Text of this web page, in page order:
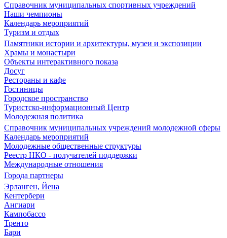
Справочник муниципальных спортивных учреждений
Наши чемпионы
Календарь мероприятий
Туризм и отдых
Памятники истории и архитектуры, музеи и экспозиции
Храмы и монастыри
Объекты интерактивного показа
Досуг
Рестораны и кафе
Гостиницы
Городское пространство
Туристско-информационный Центр
Молодежная политика
Справочник муниципальных учреждений молодежной сферы
Календарь мероприятий
Молодежные общественные структуры
Реестр НКО - получателей поддержки
Международные отношения
Города партнеры
Эрланген, Йена
Кентербери
Ангиари
Кампобассо
Тренто
Бари